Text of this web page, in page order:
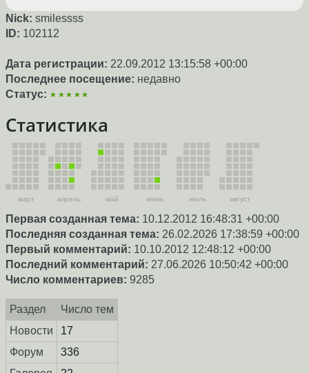
Nick: smilessss
ID: 102112
Дата регистрации: 22.09.2012 13:15:58 +00:00
Последнее посещение: недавно
Статус: ★★★★★
Статистика
март апрель май июнь июль август
Первая созданная тема: 10.12.2012 16:48:31 +00:00
Последняя созданная тема: 26.02.2026 17:38:59 +00:00
Первый комментарий: 10.10.2012 12:48:12 +00:00
Последний комментарий: 27.06.2026 10:50:42 +00:00
Число комментариев: 9285
Раздел
Число тем
Новости
17
Форум
336